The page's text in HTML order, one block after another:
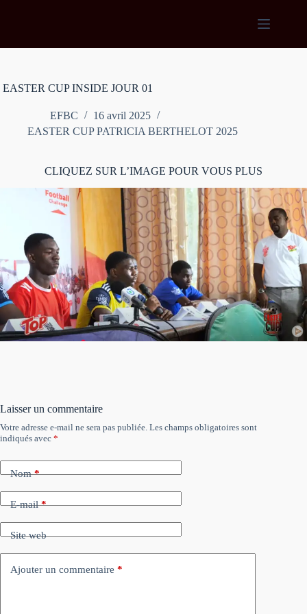
EASTER CUP INSIDE JOUR 01
EFBC
16 avril 2025
EASTER CUP PATRICIA BERTHELOT 2025
CLIQUEZ SUR L’IMAGE POUR VOUS PLUS
Laisser un commentaire
Votre adresse e-mail ne sera pas publiée. Les champs obligatoires sont
indiqués avec *
Nom*
E-mail*
Site web
Ajouter un commentaire *